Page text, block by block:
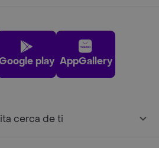
play AppGallery
cerca de ti